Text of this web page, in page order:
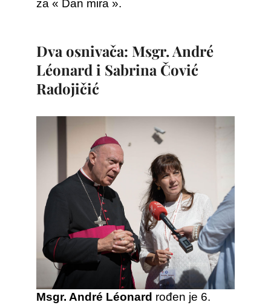
za « Dan mira ».
Dva osnivača: Msgr. André
Léonard i Sabrina Čović
Radojičić
Msgr. André Léonard rođen je 6.